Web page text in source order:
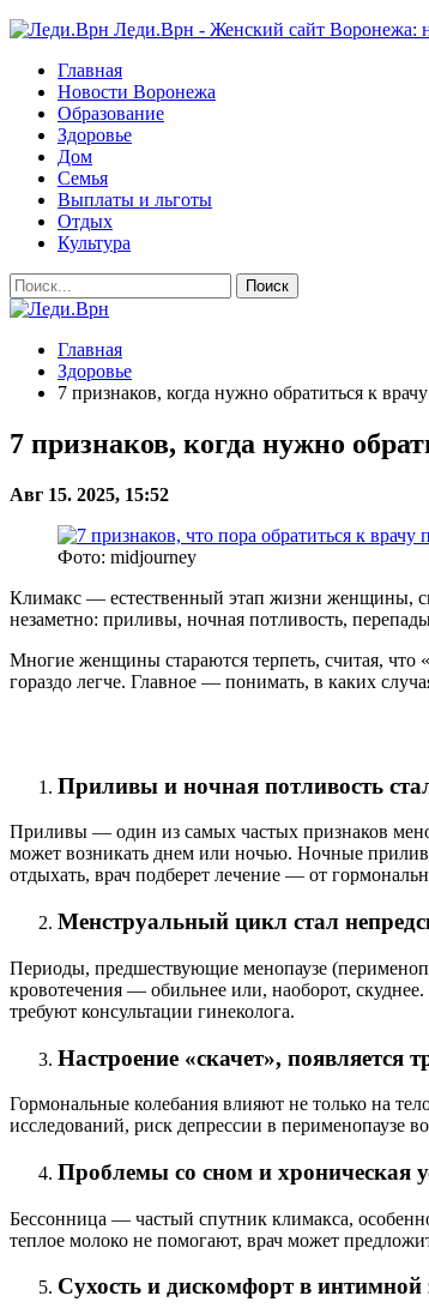
Леди.Врн - Женский сайт Воронежа:
Главная
Новости Воронежа
Образование
Здоровье
Дом
Семья
Выплаты и льготы
Отдых
Культура
Главная
Здоровье
7 признаков, когда нужно обратиться к
7 признаков, когда нужно
Авг 15. 2025, 15:52
Фото: midjourney
Климакс — естественный этап жизни женщины,
незаметно: приливы, ночная потливость,
Многие женщины стараются терпеть, считая,
гораздо легче. Главное — понимать, в каких
Приливы и ночная потливость
Приливы — один из самых частых признаков
может возникать днем или ночью. Ночные
отдыхать, врач подберет лечение — от
Менструальный цикл стал
Периоды, предшествующие менопаузе
кровотечения — обильнее или, наоборот,
требуют консультации гинеколога.
Настроение «скачет», появляется
Гормональные колебания влияют не только на
исследований, риск депрессии в перименопаузе
Проблемы со сном и хроническая
Бессонница — частый спутник климакса,
теплое молоко не помогают, врач может
Сухость и дискомфорт в интимной